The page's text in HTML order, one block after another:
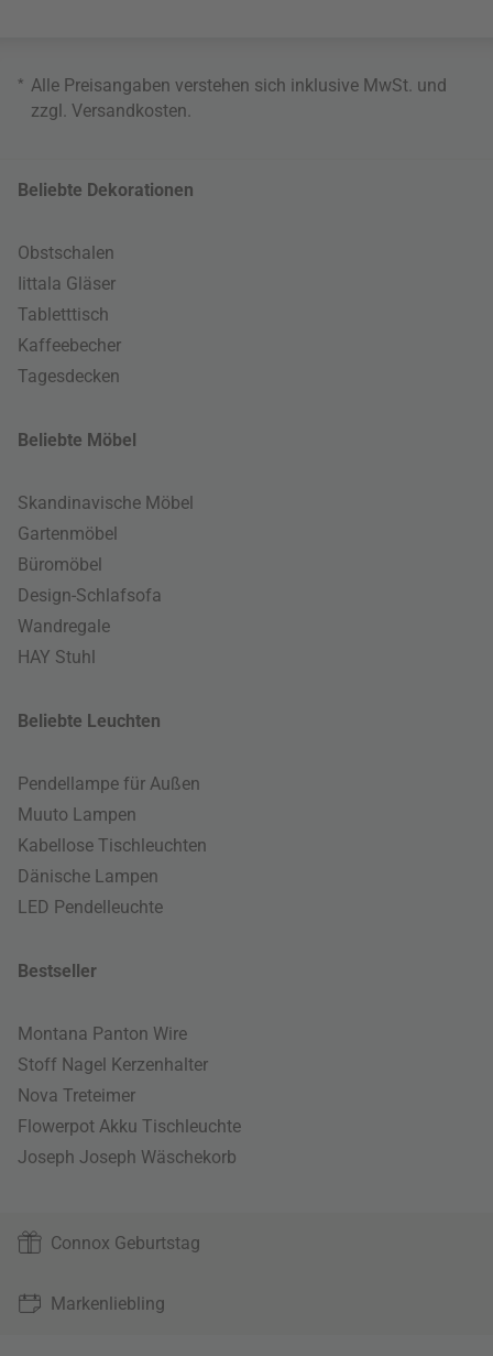
* Alle Preisangaben verstehen sich inklusive MwSt. und
zzgl. Versandkosten
Beliebte Dekorationen
Obstschalen
Iittala Gläser
Tabletttisch
Kaffeebecher
Tagesdecken
Beliebte Möbel
Skandinavische Möbel
Gartenmöbel
Büromöbel
Design-Schlafsofa
Wandregale
HAY Stuhl
Beliebte Leuchten
Pendellampe für Außen
Muuto Lampen
Kabellose Tischleuchten
Dänische Lampen
LED Pendelleuchte
Bestseller
Montana Panton Wire
Stoff Nagel Kerzenhalter
Nova Treteimer
Flowerpot Akku Tischleuchte
Joseph Joseph Wäschekorb
Connox Geburtstag
Markenliebling